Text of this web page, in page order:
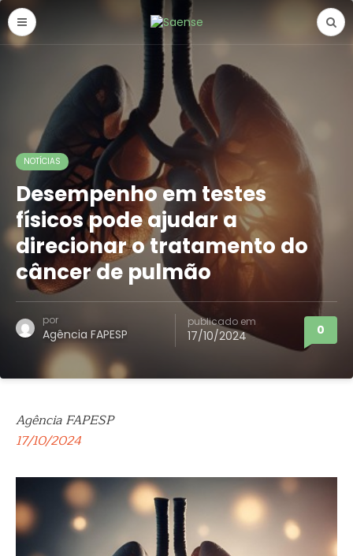
NOTÍCIAS
Desempenho em testes
físicos pode ajudar a
direcionar o tratamento do
câncer de pulmão
por
Agência FAPESP
publicado em
17/10/2024 0
Agência FAPESP
17/10/2024